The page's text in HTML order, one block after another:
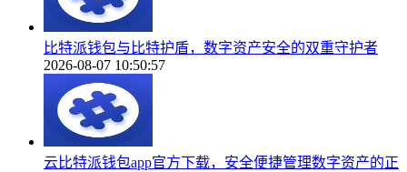
比特派钱包与比特护盾，数字资产安全的双重守护者
2026-08-07 10:50:57
云比特派钱包app官方下载，安全便捷管理数字资产的正